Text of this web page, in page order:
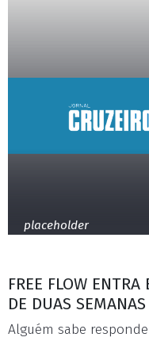
placeholder
FREE FLOW
DE DUAS SEMANAS
Alguém sabe